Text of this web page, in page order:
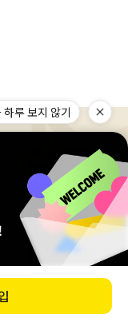
0
니 마이페이지
하루 보지 않기